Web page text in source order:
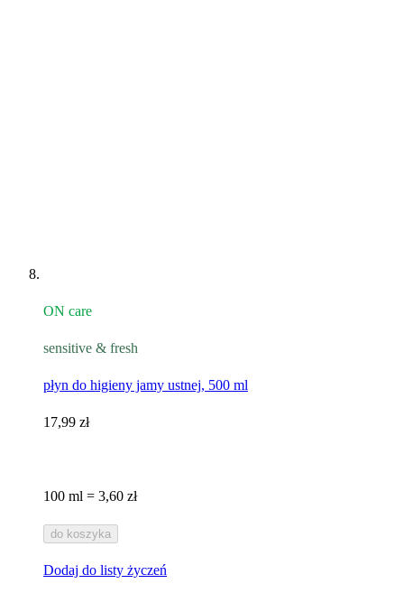
ON care
sensitive & fresh
płyn do higieny jamy ustnej, 500 ml
17,99 zł
100 ml = 3,60 zł
do koszyka
Dodaj do listy życzeń